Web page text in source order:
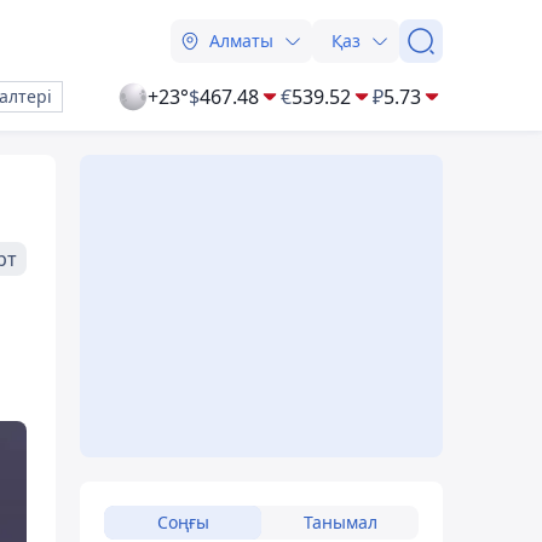
Алматы Қаз
+23°$467.48 €539.52 ₽5.73
Соңғы Танымал